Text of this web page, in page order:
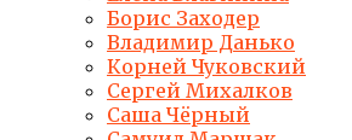
Борис Заходер
Владимир Данько
Корней Чуковский
Сергей Михалков
Саша Чёрный